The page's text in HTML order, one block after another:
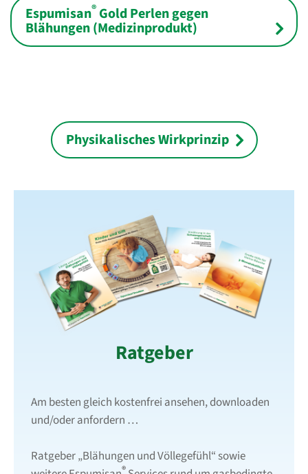
Espumisan® Gold Perlen gegen
Blähungen (Medizinprodukt)
Physikalisches Wirkprinzip
Ratgeber
Am besten gleich kostenfrei ansehen, downloaden
und/oder anfordern …
Ratgeber „Blähungen und Völlegefühl“ sowie
®